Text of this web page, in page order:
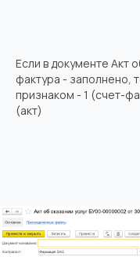
Если в документе Акт
фактура - заполнено,
признаком - 1 (счет-
(акт)